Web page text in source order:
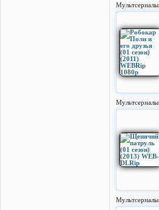
Мультсериалы
Мультсериалы
Мультсериалы